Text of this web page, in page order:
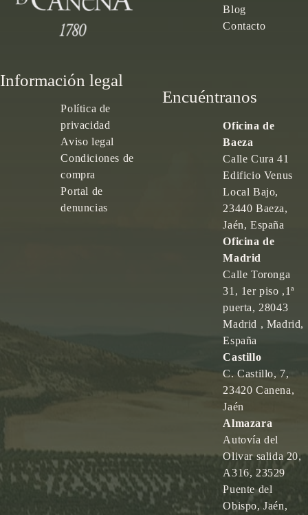
Blog
Contacto
Información legal
Política de
privacidad
Aviso legal
Condiciones de
compra
Portal de
denuncias
Encuéntranos
Oficina de
Baeza
Calle Cura 41
Edificio Venus
Local Bajo,
23440 Baeza,
Jaén, España
Oficina de
Madrid
Calle Toronga
31, 1er piso ,1ª
puerta, 28043
Madrid , Madrid,
España
Castillo
C. Castillo, 7,
23420 Canena,
Jaén
Almazara
Autovía del
Olivar salida 20,
A316, 23529
Puente del
Obispo, Jaén,